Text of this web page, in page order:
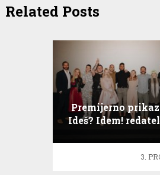
Related Posts
Premijerno
Ideš? Idem!
3.